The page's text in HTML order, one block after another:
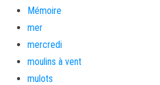
Mémoire
mer
mercredi
moulins à vent
mulots